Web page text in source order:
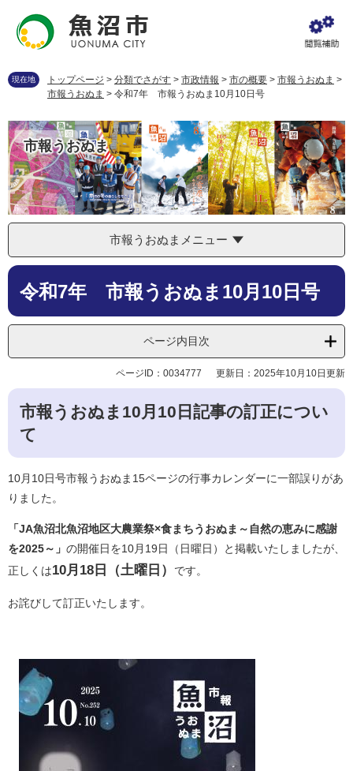
先
す
。
を
し
て
本
文
へ
現在地 トップページ > 分類でさがす > 市政情報 > 市の概要 > 市報うおぬま >
市報うおぬま > 令和7年 市報うおぬま10月10日号
市報うおぬま
市報うおぬまメニュー
本
令和7年 市報うおぬま10月10日号
ページ内目次
ページID：0034777 更新日：2025年10月10日更新
市報うおぬま10月10日記事の訂正につい
て
10月10日号市報うおぬま15ページの行事カレンダーに一部誤りがあ
りました。
「JA魚沼北魚沼地区大農業祭×食まちうおぬま～自然の恵みに感謝
を2025～」 の開催日を10月19日（日曜日）と掲載いたしましたが、
正しくは10月18日（土曜日） です。
お詫びして訂正いたします。